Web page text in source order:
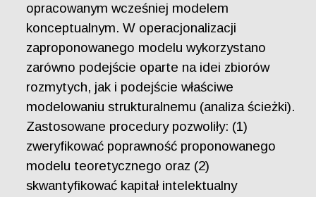
opracowanym wcześniej modelem
konceptualnym. W operacjonalizacji
zaproponowanego modelu wykorzystano
zarówno podejście oparte na idei zbiorów
rozmytych, jak i podejście właściwe
modelowaniu strukturalnemu (analiza ścieżki).
Zastosowane procedury pozwoliły: (1)
zweryfikować poprawność proponowanego
modelu teoretycznego oraz (2)
skwantyfikować kapitał intelektualny